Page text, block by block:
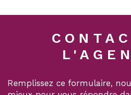
Remplissez ce formulaire,